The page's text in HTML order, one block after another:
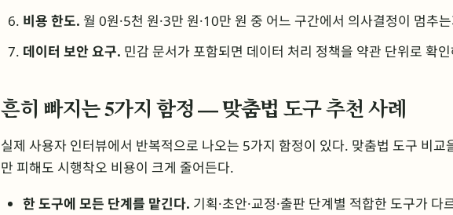
비용 한도. 월 0원·5천 원·3만 원·10만 원 중 어느 구간에서 의사결정이 멈추
데이터 보안 요구. 민감 문서가 포함되면 데이터 처리 정책을 약관 단위로 확
흔히 빠지는 5가지 함정 — 맞춤법 도구 추천 사례
실제 사용자 인터뷰에서 반복적으로 나오는 5가지 함정이 있다. 맞춤법 도구 비교
만 피해도 시행착오 비용이 크게 줄어든다.
한 도구에 모든 단계를 맡긴다. 기획·초안·교정·출판 단계별 적합한 도구가